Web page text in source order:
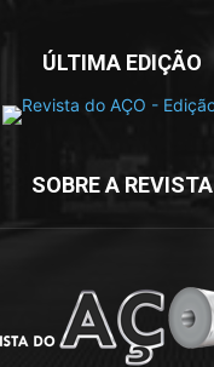
ÚLTIMA EDIÇÃO
SOBRE A REVISTA